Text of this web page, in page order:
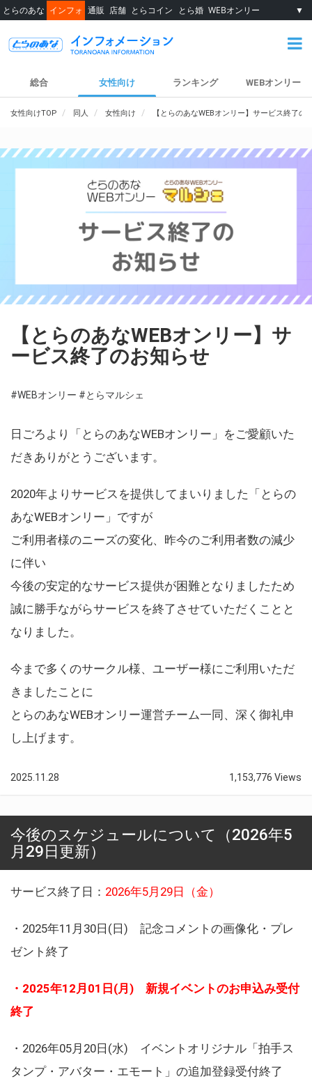
とらのあな インフォ 通販 店舗 とらコイン とら婚 WEBオンリー ▼
総合 女性向け ランキング WEBオンリー
女性向けTOP 同人 女性向け 【とらのあなWEBオンリー】サービス終了の
【とらのあなWEBオンリー】サ
ービス終了のお知らせ
#WEBオンリー #とらマルシェ
日ごろより「とらのあなWEBオンリー」をご愛顧いた
だきありがとうございます。
2020年よりサービスを提供してまいりました「とらの
あなWEBオンリー」ですが
ご利用者様のニーズの変化、昨今のご利用者数の減少
に伴い
今後の安定的なサービス提供が困難となりましたため
誠に勝手ながらサービスを終了させていただくことと
なりました。
今まで多くのサークル様、ユーザー様にご利用いただ
きましたことに
とらのあなWEBオンリー運営チーム一同、深く御礼申
し上げます。
2025.11.28 1,153,776 Views
今後のスケジュールについて（2026年5
月29日更新）
サービス終了日： 2026年5月29日（金）
・2025年11月30日(日) 記念コメントの画像化・プレ
ゼント終了
・2025年12月01日(月) 新規イベントのお申込み受付
終了
・2026年05月20日(水) イベントオリジナル「拍手ス
タンプ・アバター・エモート」の追加登録受付終了